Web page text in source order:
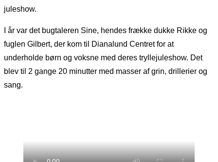
juleshow.
I år var det bugtaleren Sine, hendes frække dukke Rikke og
fuglen Gilbert, der kom til Dianalund Centret for at
underholde børn og voksne med deres tryllejuleshow. Det
blev til 2 gange 20 minutter med masser af grin, drillerier og
sang.